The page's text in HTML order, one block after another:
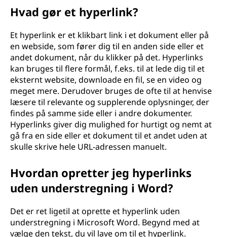
Hvad gør et hyperlink?
Et hyperlink er et klikbart link i et dokument eller på
en webside, som fører dig til en anden side eller et
andet dokument, når du klikker på det. Hyperlinks
kan bruges til flere formål, f.eks. til at lede dig til et
eksternt website, downloade en fil, se en video og
meget mere. Derudover bruges de ofte til at henvise
læsere til relevante og supplerende oplysninger, der
findes på samme side eller i andre dokumenter.
Hyperlinks giver dig mulighed for hurtigt og nemt at
gå fra en side eller et dokument til et andet uden at
skulle skrive hele URL-adressen manuelt.
Hvordan opretter jeg hyperlinks
uden understregning i Word?
Det er ret ligetil at oprette et hyperlink uden
understregning i Microsoft Word. Begynd med at
vælge den tekst, du vil lave om til et hyperlink.